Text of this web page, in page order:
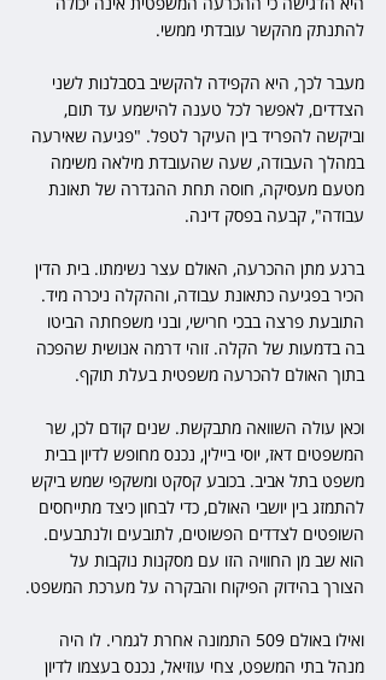
להתנתק מהקשר עובדתי ממשי.
מעבר לכך, היא הקפידה להקשיב בסבלנות לשני
הצדדים, לאפשר לכל טענה להישמע עד תום,
וביקשה להפריד בין העיקר לטפל. "פגיעה שאירעה
במהלך העבודה, שעה שהעובדת מילאה משימה
מטעם מעסיקה, חוסה תחת ההגדרה של תאונת
עבודה", קבעה בפסק דינה.
ברגע מתן ההכרעה, האולם עצר נשימתו. בית הדין
הכיר בפגיעה כתאונת עבודה, וההקלה ניכרה מיד.
התובעת פרצה בבכי חרישי, ובני משפחתה הביטו
בה בדמעות של הקלה. זוהי דרמה אנושית שהפכה
בתוך האולם להכרעה משפטית בעלת תוקף.
וכאן עולה השוואה מתבקשת. שנים קודם לכן, שר
המשפטים דאז, יוסי ביילין, נכנס מחופש לדיון בבית
משפט בתל אביב. בכובע קסקט ומשקפי שמש ביקש
להתמזג בין יושבי האולם, כדי לבחון כיצד מתייחסים
השופטים לצדדים הפשוטים, לתובעים ולנתבעים.
הוא שב מן החוויה הזו עם מסקנות נוקבות על
הצורך בהידוק הפיקוח והבקרה על מערכת המשפט.
ואילו באולם 509 התמונה אחרת לגמרי. לו היה
מנהל בתי המשפט, צחי עוזיאל, נכנס בעצמו לדיון